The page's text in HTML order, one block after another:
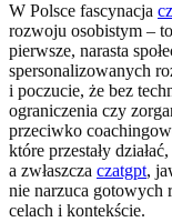
W Polsce fascynacja
rozwoju osobistym –
pierwsze, narasta
spersonalizowanych
i poczucie, że bez
ograniczenia czy
przeciwko
które przestały
a zwłaszcza czatgpt,
nie narzuca gotowych
celach i kontekście.